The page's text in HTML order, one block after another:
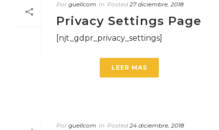
Por guellcom In Posted 27 diciembre, 2018
Privacy Settings Page
[njt_gdpr_privacy_settings]
LEER MAS
Por guellcom In Posted 24 diciembre, 2018